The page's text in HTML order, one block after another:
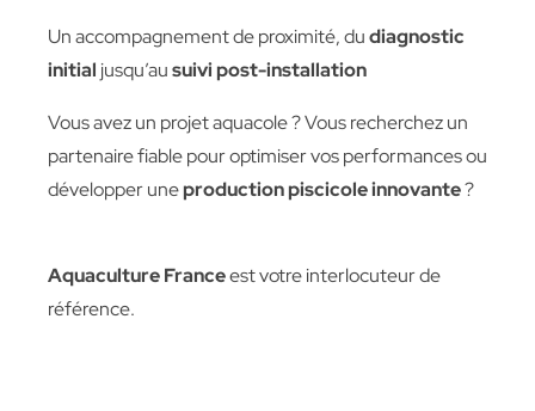
Un accompagnement de proximité, dudiagnostic
initial jusqu’ausuivi post-installation
Vous avez un projet aquacole ? Vous recherchez un
partenaire fiable pour optimiser vos performances ou
développer uneproduction piscicole innovante?
Aquaculture Franceest votre interlocuteur de
référence.